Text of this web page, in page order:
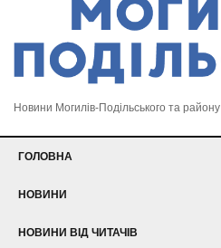
Новини Могилів-Подільського та району
ГОЛОВНА
НОВИНИ
НОВИНИ ВІД ЧИТАЧІВ